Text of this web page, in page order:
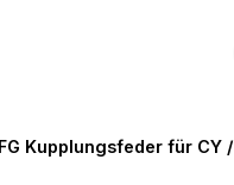
Kupplungsfeder für CY /